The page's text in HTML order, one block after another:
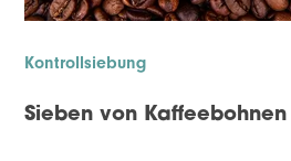
Kontrollsiebung
Sieben von Kaffeebohnen